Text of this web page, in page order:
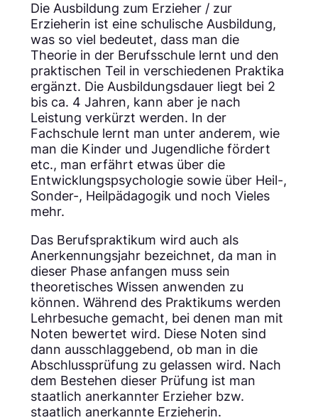
Die Ausbildung zum Erzieher / zur
Erzieherin ist eine schulische Ausbildung,
was so viel bedeutet, dass man die
Theorie in der Berufsschule lernt und den
praktischen Teil in verschiedenen Praktika
ergänzt. Die Ausbildungsdauer liegt bei 2
bis ca. 4 Jahren, kann aber je nach
Leistung verkürzt werden. In der
Fachschule lernt man unter anderem, wie
man die Kinder und Jugendliche fördert
etc., man erfährt etwas über die
Entwicklungspsychologie sowie über Heil-,
Sonder-, Heilpädagogik und noch Vieles
mehr.
Das Berufspraktikum wird auch als
Anerkennungsjahr bezeichnet, da man in
dieser Phase anfangen muss sein
theoretisches Wissen anwenden zu
können. Während des Praktikums werden
Lehrbesuche gemacht, bei denen man mit
Noten bewertet wird. Diese Noten sind
dann ausschlaggebend, ob man in die
Abschlussprüfung zu gelassen wird. Nach
dem Bestehen dieser Prüfung ist man
staatlich anerkannter Erzieher bzw.
staatlich anerkannte Erzieherin.